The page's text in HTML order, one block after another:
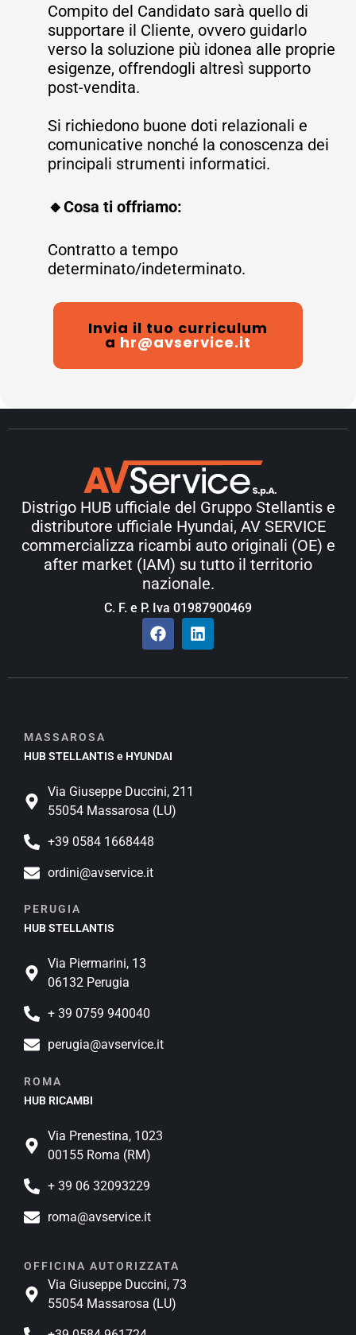
Compito del Candidato sarà quello di
supportare il Cliente, ovvero guidarlo
verso la soluzione più idonea alle proprie
esigenze, offrendogli altresì supporto
post-vendita.
Si richiedono buone doti relazionali e
comunicative nonché la conoscenza dei
principali strumenti informatici.
🔸Cosa ti offriamo:
Contratto a tempo
determinato/indeterminato.
Invia il tuo curriculum
a hr@avservice.it
Distrigo HUB ufficiale del Gruppo Stellantis e
distributore ufficiale Hyundai, AV SERVICE
commercializza ricambi auto originali (OE) e
after market (IAM) su tutto il territorio
nazionale.
C. F. e P. Iva 01987900469
MASSAROSA
HUB STELLANTIS e HYUNDAI
Via Giuseppe Duccini, 211
55054 Massarosa (LU)
+39 0584 1668448
ordini@avservice.it
PERUGIA
HUB STELLANTIS
Via Piermarini, 13
06132 Perugia
+ 39 0759 940040
perugia@avservice.it
ROMA
HUB RICAMBI
Via Prenestina, 1023
00155 Roma (RM)
+ 39 06 32093229
roma@avservice.it
OFFICINA AUTORIZZATA
Via Giuseppe Duccini, 73
55054 Massarosa (LU)